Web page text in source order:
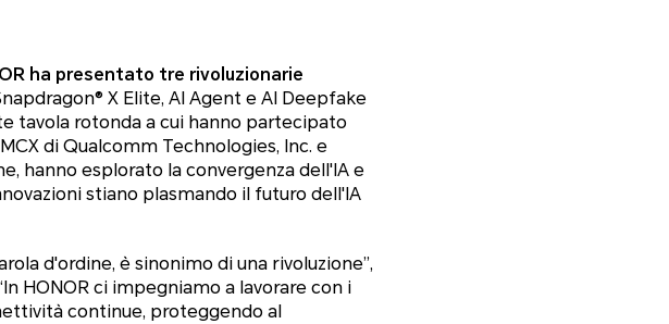
ha presentato tre rivoluzionarie
X Elite, AI Agent e AI Deepfake
tavola rotonda a cui hanno partecipato
di Qualcomm Technologies, Inc. e
hanno esplorato la convergenza dell'IA e
stiano plasmando il futuro dell'IA
d'ordine, è sinonimo di una rivoluzione”,
In HONOR ci impegniamo a lavorare con i
continue, proteggendo al